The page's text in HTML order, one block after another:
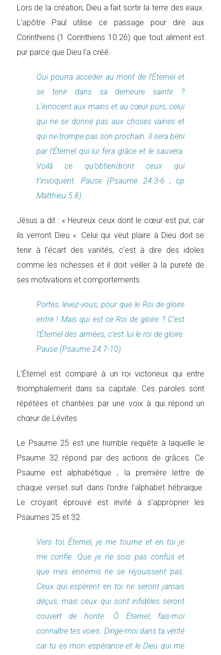
Lors de la création, Dieu a fait sortir la terre des eaux.
L’apôtre Paul utilise ce passage pour dire aux
Corinthiens (1 Corinthiens 10.26) que tout aliment est
pur parce que Dieu l’a créé.
Qui pourra accéder au mont de l’Éternel et
se tenir dans sa demeure sainte ?
L’innocent aux mains et au cœur purs, celui
qui ne se donne pas aux choses vaines et
qui ne trompe pas son prochain. Il sera béni
par l’Éternel qui lui fera grâce et le sauvera.
Voilà ce qu’obtiendront ceux qui
t’invoquent. Pause (Psaume 24.3-6 ; cp
Matthieu 5.8).
Jésus a dit : « Heureux ceux dont le cœur est pur, car
ils verront Dieu ». Celui qui veut plaire à Dieu doit se
tenir à l’écart des vanités, c’est à dire des idoles
comme les richesses et il doit veiller à la pureté de
ses motivations et comportements.
Portes, levez-vous, pour que le Roi de gloire
entre ! Mais qui est ce Roi de gloire ? C’est
l’Éternel des armées, c’est lui le roi de gloire.
Pause (Psaume 24.7-10).
L’Éternel est comparé à un roi victorieux qui entre
triomphalement dans sa capitale. Ces paroles sont
répétées et chantées par une voix à qui répond un
chœur de Lévites.
Le Psaume 25 est une humble requête à laquelle le
Psaume 32 répond par des actions de grâces. Ce
Psaume est alphabétique ; la première lettre de
chaque verset suit dans l’ordre l’alphabet hébraïque.
Le croyant éprouvé est invité à s’approprier les
Psaumes 25 et 32.
Vers toi, Éternel, je me tourne et en toi je
me confie. Que je ne sois pas confus et
que mes ennemis ne se réjouissent pas.
Ceux qui espèrent en toi ne seront jamais
déçus, mais ceux qui sont infidèles seront
couvert de honte. Ô Éternel, fais-moi
connaître tes voies. Dirige-moi dans ta vérité
car tu es mon espérance et le Dieu qui me